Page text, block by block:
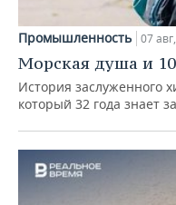
Промышленность 07
Морская душа и
История заслуженного
который 32 года знает